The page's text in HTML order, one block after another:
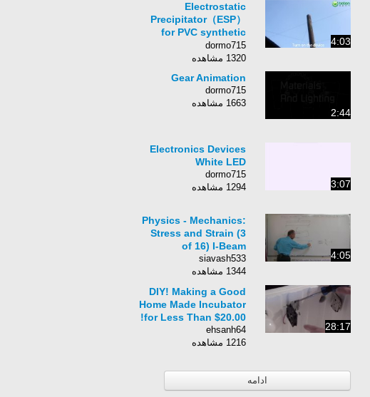
4:03
Electrostatic
Precipitator（ESP）
for PVC synthetic
leather
dormo715
1320 مشاهده
2:44
Gear Animation
dormo715
1663 مشاهده
3:07
Electronics Devices
White LED
dormo715
1294 مشاهده
4:05
Physics - Mechanics:
Stress and Strain (3
of 16) I-Beam
siavash533
1344 مشاهده
28:17
DIY! Making a Good
Home Made Incubator
for Less Than $20.00!
ehsanh64
1216 مشاهده
ادامه